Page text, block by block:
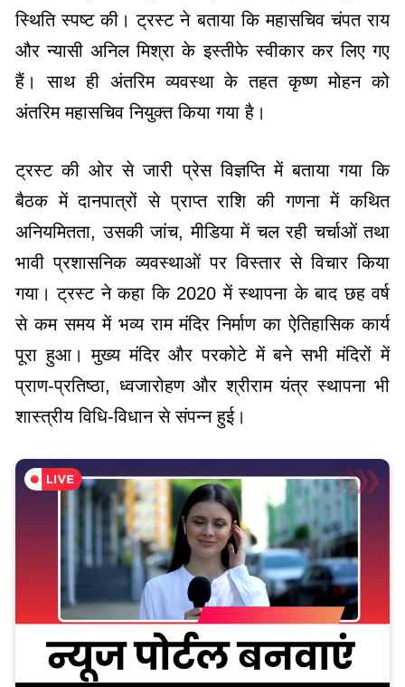
स्थिति स्पष्ट की। ट्रस्ट ने बताया कि महासचिव चंपत राय
और न्यासी अनिल मिश्रा के इस्तीफे स्वीकार कर लिए गए
हैं। साथ ही अंतरिम व्यवस्था के तहत कृष्ण मोहन को
अंतरिम महासचिव नियुक्त किया गया है।
ट्रस्ट की ओर से जारी प्रेस विज्ञप्ति में बताया गया कि
बैठक में दानपात्रों से प्राप्त राशि की गणना में कथित
अनियमितता, उसकी जांच, मीडिया में चल रही चर्चाओं तथा
भावी प्रशासनिक व्यवस्थाओं पर विस्तार से विचार किया
गया। ट्रस्ट ने कहा कि 2020 में स्थापना के बाद छह वर्ष
से कम समय में भव्य राम मंदिर निर्माण का ऐतिहासिक कार्य
पूरा हुआ। मुख्य मंदिर और परकोटे में बने सभी मंदिरों में
प्राण-प्रतिष्ठा, ध्वजारोहण और श्रीराम यंत्र स्थापना भी
शास्त्रीय विधि-विधान से संपन्न हुई।